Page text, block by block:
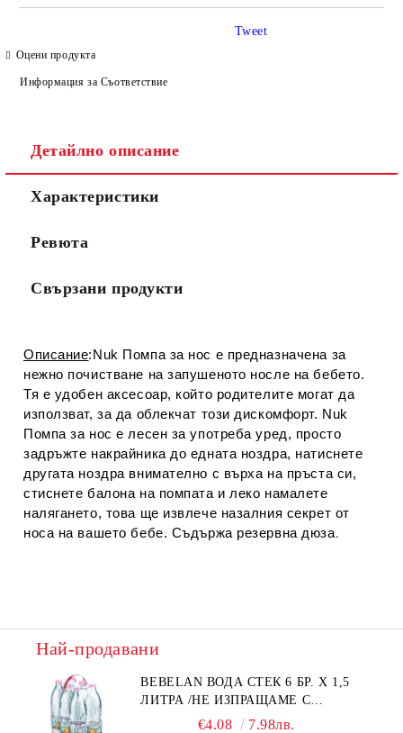
САМО ПОПЪЛНЕТЕ 4 ПОЛЕТА
Съгласен съм сПолитиката за лични данни
Ние ще се свържем с вас в рамките на работния ден.
Оцени продукта
Информация за Съответствие
Tweet
Детайлно описание
Характеристики
Ревюта
Свързани продукти
Описание:Nuk Помпа за нос е предназначена за
нежно почистване на запушеното носле на бебето.
Тя е удобен аксесоар, който родителите могат да
използват, за да облекчат този дискомфорт. Nuk
Помпа за нос е лесен за употреба уред, просто
задръжте накрайника до едната ноздра, натиснете
другата ноздра внимателно с върха на пръста си,
стиснете балона на помпата и леко намалете
налягането, това ще извлече назалния секрет от
носа на вашето бебе. Съдържа резервна дюза.
Най-продавани
BEBELAN ВОДА СТЕК 6 БР. Х 1,5
ЛИТРА /НЕ ИЗПРАЩАМЕ С
€4.08 7.98лв.